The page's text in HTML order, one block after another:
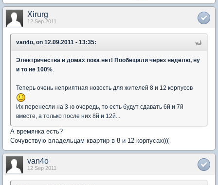
Xirurg
12 Sep 2011
van4o, on 12.09.2011 - 13:35:
Электричества в домах пока нет! Пообещали через неделю, ну
и то не 100%.
Теперь очень неприятная новость для жителей 8 и 12 корпусов
Их перенесли на 3-ю очередь, то есть будут сдавать 6й и 7й
вместе, а только после них 8й и 12й...
А времянка есть?
Сочувствую владельцам квартир в 8 и 12 корпусах(((
van4o
12 Sep 2011